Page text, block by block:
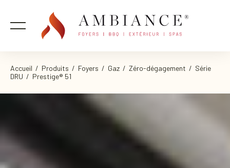
Accueil / Produits / Foyers / Gaz / Zéro-dégagement / Série
DRU / Prestige® 51